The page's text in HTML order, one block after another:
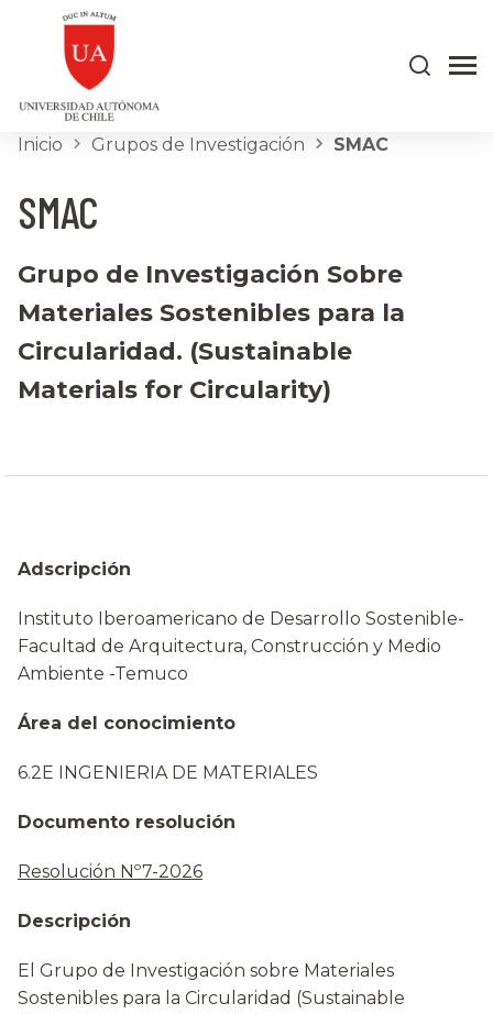
Inicio Grupos de Investigación SMAC
SMAC
Grupo de Investigación Sobre
Materiales Sostenibles para la
Circularidad. (Sustainable
Materials for Circularity)
Adscripción
Instituto Iberoamericano de Desarrollo Sostenible-
Facultad de Arquitectura, Construcción y Medio
Ambiente -Temuco
Área del conocimiento
6.2E INGENIERIA DE MATERIALES
Documento resolución
Resolución Nº7-2026
Descripción
El Grupo de Investigación sobre Materiales
Sostenibles para la Circularidad (Sustainable